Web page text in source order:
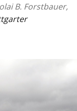
B. Forstbauer,